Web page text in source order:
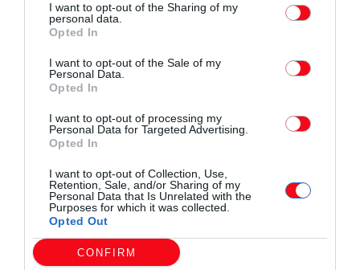
I want to opt-out of the Sharing of my
personal data.
Opted In
I want to opt-out of the Sale of my
Personal Data.
Opted In
I want to opt-out of processing my
Personal Data for Targeted Advertising.
Opted In
I want to opt-out of Collection, Use,
Retention, Sale, and/or Sharing of my
Personal Data that Is Unrelated with the
Purposes for which it was collected.
Opted Out
CONFIRM
Τοπικά Νέα
Οι επιSTEAMονες του διαστήματος.
Καλοκαίρι στο ΕΜΘ
07/08/2026 9:47 ΜΜ